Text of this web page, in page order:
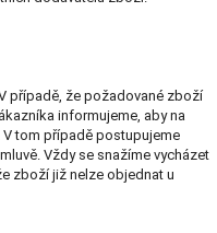
případě, že požadované zboží
informujeme, aby na
V tom případě postupujeme
Vždy se snažíme vycházet
zboží již nelze objednat u